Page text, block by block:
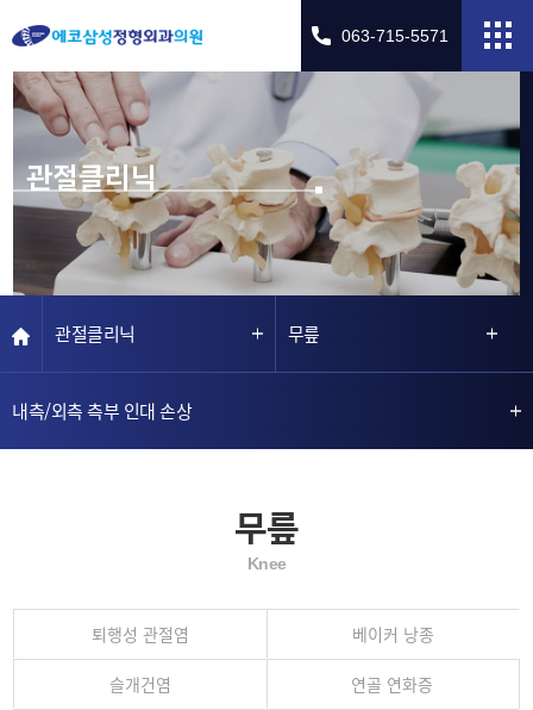
063-715-5571
관절클리닉
관절클리닉 무릎
내측/외측 측부 인대 손상
무릎
Knee
퇴행성 관절염 베이커 낭종
슬개건염 연골 연화증